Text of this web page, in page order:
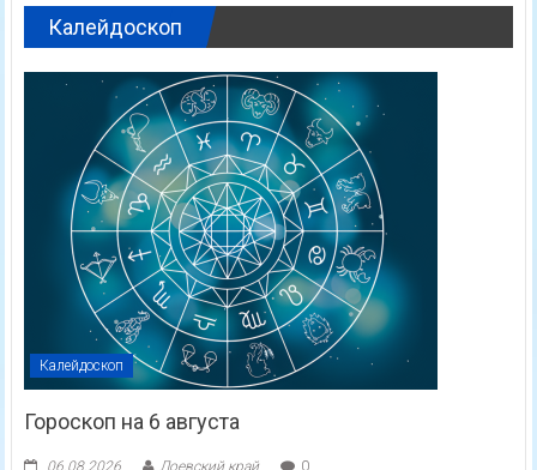
Калейдоскоп
Калейдоскоп
Гороскоп на 6 августа